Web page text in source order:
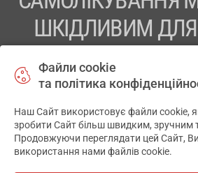
ШКІДЛИВИМ
ПЕРЕД ЗАСТОСУВАННЯМ ПРЕПАРАТУ
ТОВ «АПТЕКА 911.ЮА» Код
Відмова від
Файли cookie
та політика
Наш Сайт використовує файли cookie,
зробити Сайт більш швидким, зручним
Продовжуючи переглядати цей Сайт,
використання нами файлів cookie.